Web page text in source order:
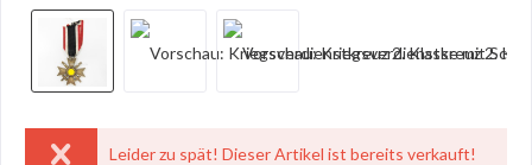
Leider zu spät! Dieser Artikel ist bereits verkauft!